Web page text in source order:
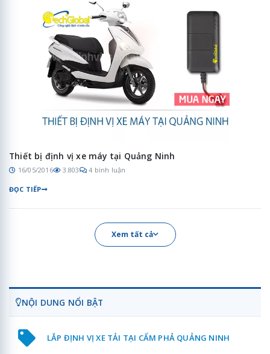
Thiết bị định vị xe máy tại Quảng Ninh
16/05/2016 3.803 4 bình luận
ĐỌC TIẾP
Xem tất cả
NỘI DUNG NỔI BẬT
LẮP ĐỊNH VỊ XE TẢI TẠI CẨM PHẢ QUẢNG NINH